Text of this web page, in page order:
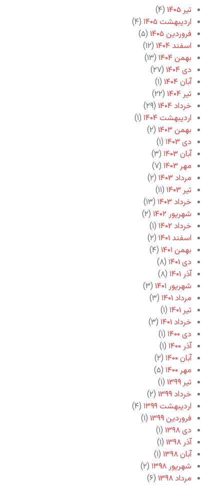
تیر ۱۴۰۵
(۴)
اردیبهشت ۱۴۰۵
(۴)
فروردین ۱۴۰۵
(۵)
اسفند ۱۴۰۴
(۱۲)
بهمن ۱۴۰۴
(۱۳)
دی ۱۴۰۴
(۲۷)
آبان ۱۴۰۴
(۱)
تیر ۱۴۰۴
(۲۲)
خرداد ۱۴۰۴
(۲۹)
اردیبهشت ۱۴۰۴
(۱)
بهمن ۱۴۰۳
(۲)
دی ۱۴۰۳
(۱)
آبان ۱۴۰۳
(۳)
مهر ۱۴۰۳
(۷)
مرداد ۱۴۰۳
(۲)
تیر ۱۴۰۳
(۱۱)
خرداد ۱۴۰۳
(۱۳)
شهریور ۱۴۰۲
(۲)
خرداد ۱۴۰۲
(۱)
اسفند ۱۴۰۱
(۲)
بهمن ۱۴۰۱
(۴)
دی ۱۴۰۱
(۸)
آذر ۱۴۰۱
(۸)
شهریور ۱۴۰۱
(۳)
مرداد ۱۴۰۱
(۳)
تیر ۱۴۰۱
(۱)
خرداد ۱۴۰۱
(۳)
دی ۱۴۰۰
(۱)
آذر ۱۴۰۰
(۱)
آبان ۱۴۰۰
(۲)
مهر ۱۴۰۰
(۵)
تیر ۱۳۹۹
(۱)
خرداد ۱۳۹۹
(۲)
اردیبهشت ۱۳۹۹
(۴)
فروردین ۱۳۹۹
(۱)
دی ۱۳۹۸
(۱)
آذر ۱۳۹۸
(۱)
آبان ۱۳۹۸
(۱)
شهریور ۱۳۹۸
(۲)
مرداد ۱۳۹۸
(۶)